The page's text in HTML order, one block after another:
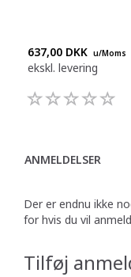
637,00 DKK u/Moms
ekskl. levering
ANMELDELSER
Der er endnu ikke
for hvis du vil
Tilføj